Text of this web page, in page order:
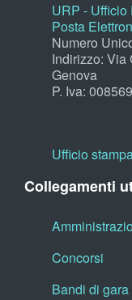
URP -
Posta
Numero
Indirizzo: Via
Genova
P. Iva:
Ufficio
Collegamenti
Concorsi
Bandi di gara